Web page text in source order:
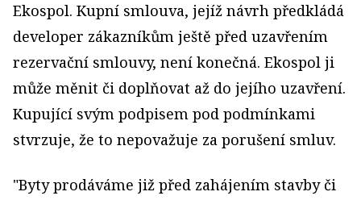
Ekospol. Kupní smlouva, jejíž návrh předkládá
developer zákazníkům ještě před uzavřením
rezervační smlouvy, není konečná. Ekospol ji
může měnit či doplňovat až do jejího uzavření.
Kupující svým podpisem pod podmínkami
stvrzuje, že to nepovažuje za porušení smluv.
"Byty prodáváme již před zahájením stavby či